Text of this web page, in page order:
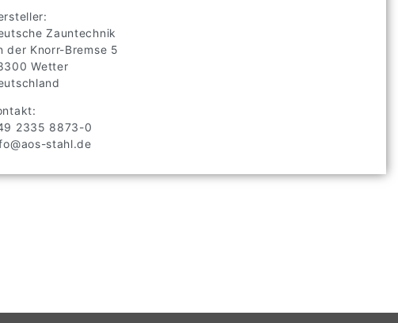
Zauntechnik
der Knorr-Bremse 5
Wetter
2335 8873-0
stahl.de